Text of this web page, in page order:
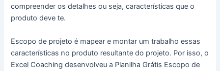
compreender os detalhes ou seja, características que o
produto deve te.
Escopo de projeto é mapear e montar um trabalho essas
características no produto resultante do projeto. Por isso, o
Excel Coaching desenvolveu a Planilha Grátis Escopo de